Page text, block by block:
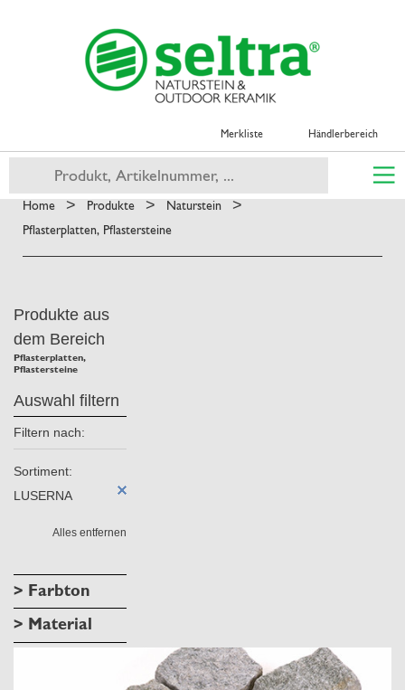
Merkliste Händlerbereich
Home > Produkte > Naturstein >
Pflasterplatten, Pflastersteine
Produkte aus
dem Bereich
Pflasterplatten,
Pflastersteine
Auswahl filtern
Filtern nach:
Sortiment:
LUSERNA
Alles entfernen
> Farbton
> Material